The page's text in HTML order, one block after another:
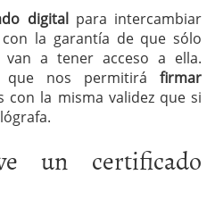
digitalpara intercambiar
la garantía de que sólo
a tener acceso a ella.
nos permitirá firmar
con la misma validez que si
un certificado